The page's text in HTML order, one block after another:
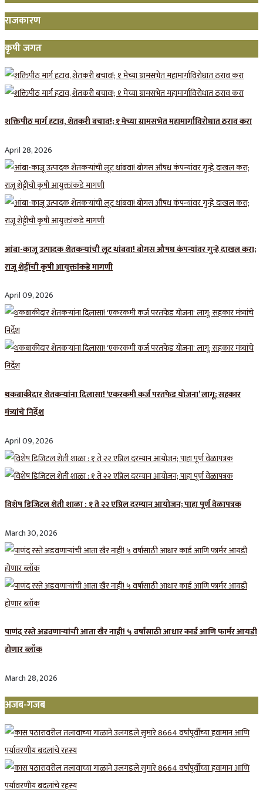
राजकारण
कृषी जगत
शक्तिपीठ मार्ग हटाव, शेतकरी बचाव!; १ मेच्या ग्रामसभेत महामार्गाविरोधात ठराव करा
April 28, 2026
आंबा-काजू उत्पादक शेतकऱ्यांची लूट थांबवा! बोगस औषध कंपन्यांवर गुन्हे दाखल करा;
राजू शेट्टींची कृषी आयुक्तांकडे मागणी
April 09, 2026
थकबाकीदार शेतकऱ्यांना दिलासा! ‘एकरकमी कर्ज परतफेड योजना’ लागू; सहकार
मंत्र्यांचे निर्देश
April 09, 2026
विशेष डिजिटल शेती शाळा : १ ते २२ एप्रिल दरम्यान आयोजन; पाहा पूर्ण वेळापत्रक
March 30, 2026
पाणंद रस्ते अडवणाऱ्यांची आता खैर नाही! ५ वर्षांसाठी आधार कार्ड आणि फार्मर आयडी
होणार ब्लॉक
March 28, 2026
अजब-गजब